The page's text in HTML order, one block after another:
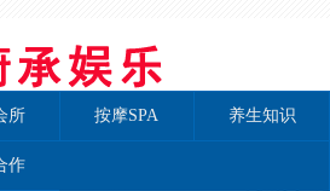
所 按摩SPA 养生知识
作